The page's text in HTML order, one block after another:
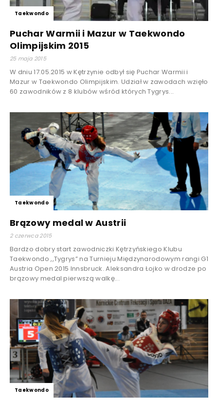
Taekwondo
Puchar Warmii i Mazur w Taekwondo
Olimpijskim 2015
25 maja 2015
W dniu 17.05.2015 w Kętrzynie odbył się Puchar Warmii i
Mazur w Taekwondo Olimpijskim. Udział w zawodach wzięło
60 zawodników z 8 klubów wśród których Tygrys...
Taekwondo
Brązowy medal w Austrii
2 czerwca 2015
Bardzo dobry start zawodniczki Kętrzyńskiego Klubu
Taekwondo ,,Tygrys” na Turnieju Międzynarodowym rangi G1
Austria Open 2015 Innsbruck. Aleksandra Łojko w drodze po
brązowy medal pierwszą walkę...
Taekwondo